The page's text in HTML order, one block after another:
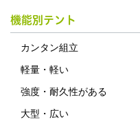
機能別テント
カンタン組立
軽量・軽い
強度・耐久性がある
大型・広い